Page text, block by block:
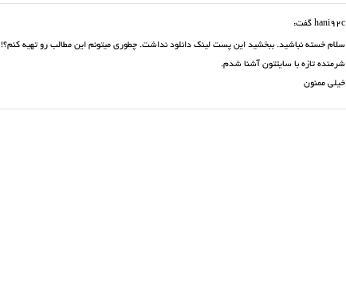
hani92c گفت:
سلام خسته نباشید. ببخشید این پست لینک دانلود نداشت. چطوری میتونم این مطالب رو تهیه کنم؟!
شرمنده تازه با سایتتون آشنا شدم.
خیلی ممنون